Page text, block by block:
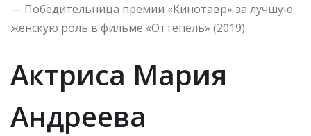
— Победительница премии «Кинотавр» за лучшую
женскую роль в фильме «Оттепель» (2019)
Актриса Мария
Андреева